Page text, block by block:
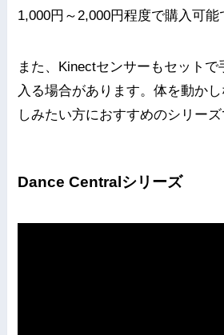
1,000円～2,000円程度で購入可能
また、Kinectセンサーもセットで
入る場合があります。体を動か
しみたい方におすすめのシリーズ
Dance Centralシリーズ